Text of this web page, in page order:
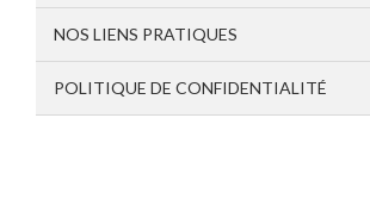
NOS LIENS PRATIQUES
POLITIQUE DE CONFIDENTIALITÉ